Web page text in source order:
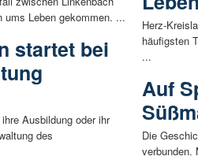
ums Leben gekommen. ...
startet bei
Ausbildung oder ihr
des
Herz-
häufigsten
...
Auf
Die
verbunden.